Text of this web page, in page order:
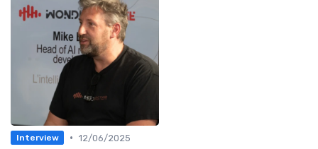
Interview • 12/06/2025